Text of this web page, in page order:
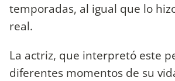
temporadas, al igual que lo
real.
La actriz, que interpretó este
diferentes momentos de su